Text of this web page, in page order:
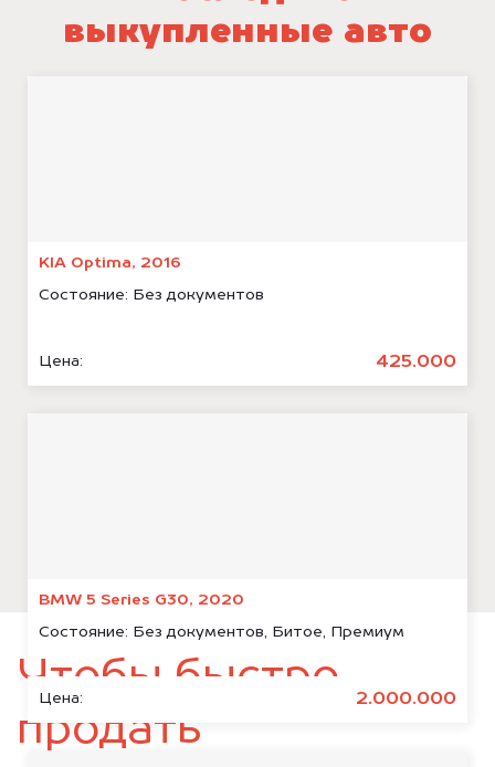
выкупленные авто
KIA Optima, 2016
Состояние: Без документов
Цена: 425.000
BMW 5 Series G30, 2020
Состояние: Без документов, Битое, Премиум
Цена: 2.000.000
Чтобы быстро
продать